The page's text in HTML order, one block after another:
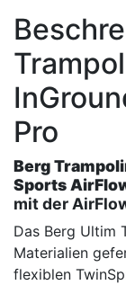
Pro
Berg
Sports
mit der
Das Berg Ultim
Materialien
flexiblen